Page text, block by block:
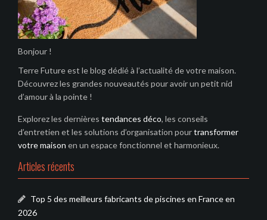
Bonjour !
Terre Future est le blog dédié à l’actualité de votre maison.
Découvrez les grandes nouveautés pour avoir un petit nid
d’amour à la pointe !
Explorez les dernières tendances déco, les conseils
d’entretien et les solutions d’organisation pourtransformer
votre maison en un espace fonctionnel et harmonieux.
Articles récents
Top 5 des meilleurs fabricants de piscines en France en
2026